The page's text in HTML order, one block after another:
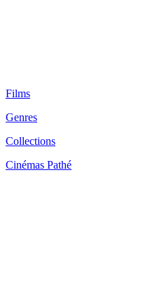
Films
Genres
Collections
Cinémas Pathé